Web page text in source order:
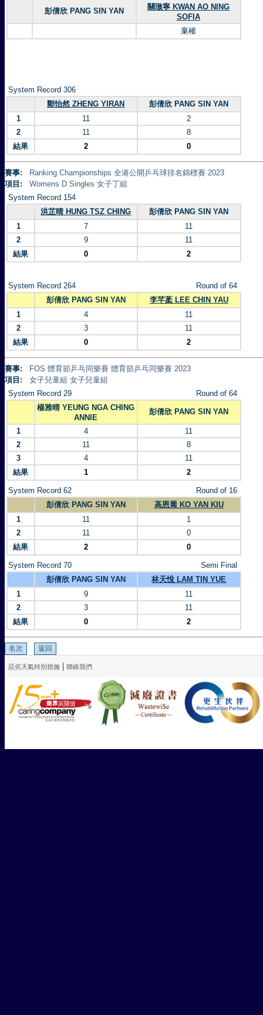
彭倩欣 PANG SIN YAN
關璈寧 KWAN AO NING
SOFIA
棄權
System Record 306
鄭怡然 ZHENG YIRAN
彭倩欣 PANG SIN YAN
1
11
2
2
11
8
結果
2 0
賽事:
Ranking Championships 全港公開乒乓球排名錦標賽 2023
項目:
Womens D Singles 女子丁組
System Record 154
洪芷晴 HUNG TSZ CHING
彭倩欣 PANG SIN YAN
1
7
11
2
9
11
結果
0 2
System Record 264
Round of 64
彭倩欣 PANG SIN YAN
李芊葇 LEE CHIN YAU
1
4
11
2
3
11
結果
0 2
賽事:
FOS 體育節乒乓同樂賽 體育節乒乓同樂賽 2023
項目:
女子兒童組 女子兒童組
System Record 29
Round of 64
楊雅晴 YEUNG NGA CHING
ANNIE
彭倩欣 PANG SIN YAN
1 4
11
2
11
8
3
4
11
結果
1 2
System Record 62
Round of 16
彭倩欣 PANG SIN YAN
高恩喬 KO YAN KIU
1
11
1
2
11
0
結果
2 0
System Record 70
Semi Final
彭倩欣 PANG SIN YAN
林天悅 LAM TIN YUE
1
9
11
2
3
11
結果
0 2